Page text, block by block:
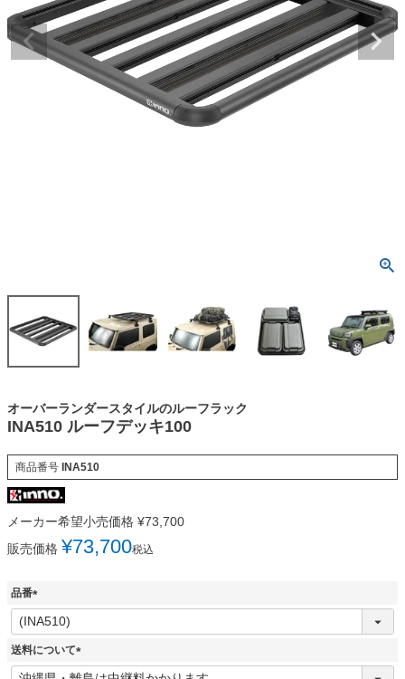
オーバーランダースタイルのルーフラック
INA510 ルーフデッキ100
商品番号 INA510
メーカー希望小売価格 ¥73,700
販売価格 ¥73,700税込
品番
(
必
須
送料について
(